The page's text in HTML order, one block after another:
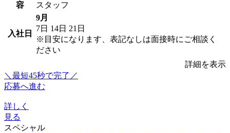
容
スタッフ
入社日
9月
7日 14日 21日
※目安になります、表記なしは面接時にご相談く
ださい
詳細を表示
＼最短45秒で完了／
応募へ進む
詳しく
見る
スペシャル